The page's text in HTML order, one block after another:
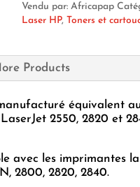
Vendu par: Africapap
Laser HP, Toners et
Products
équivalent au
2550, 2820 et
avec les imprimantes
2800, 2820, 2840.